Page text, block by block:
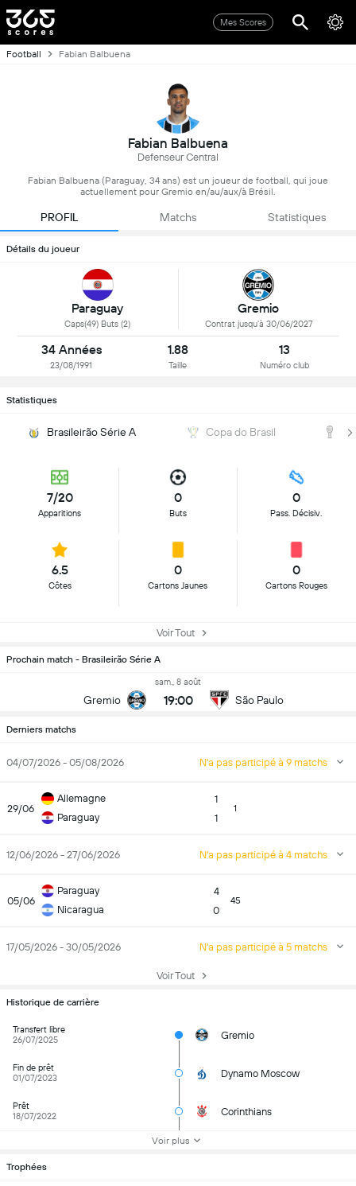
Mes Scores
Football Fabian Balbuena
Fabian Balbuena
Defenseur Central
Fabian Balbuena (Paraguay, 34 ans) est un joueur de football, qui joue
actuellement pour Gremio en/au/aux/à Brésil.
PROFIL Matchs Statistiques
Détails du joueur
Paraguay
Caps(49) Buts (2)
Gremio
Contrat jusqu'à 30/06/2027
34 Années
23/08/1991
1.88
Taille
13
Numéro club
Statistiques
Brasileirão Série A Copa do Brasil
7/20
Apparitions
0
Buts
0
Pass. Décisiv.
6.5
Côtes
0
Cartons Jaunes
0
Cartons Rouges
Voir Tout
Prochain match - Brasileirão Série A
Gremio
sam., 8 août
19:00 São Paulo
Derniers matchs
04/07/2026 - 05/08/2026 N'a pas participé à 9 matchs
29/06
Allemagne
Paraguay
1
1
1
12/06/2026 - 27/06/2026 N'a pas participé à 4 matchs
05/06
Paraguay
Nicaragua
4
0
45
17/05/2026 - 30/05/2026 N'a pas participé à 5 matchs
Voir Tout
Historique de carrière
Transfert libre
26/07/2025
Gremio
Fin de prêt
01/07/2023
Dynamo Moscow
Prêt
18/07/2022
Corinthians
Voir plus
Trophées